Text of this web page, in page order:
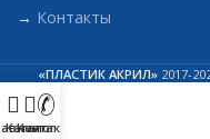
→ Контакты
«ПЛАСТИК АКРИЛ» 2017-
Каталог
Контакты